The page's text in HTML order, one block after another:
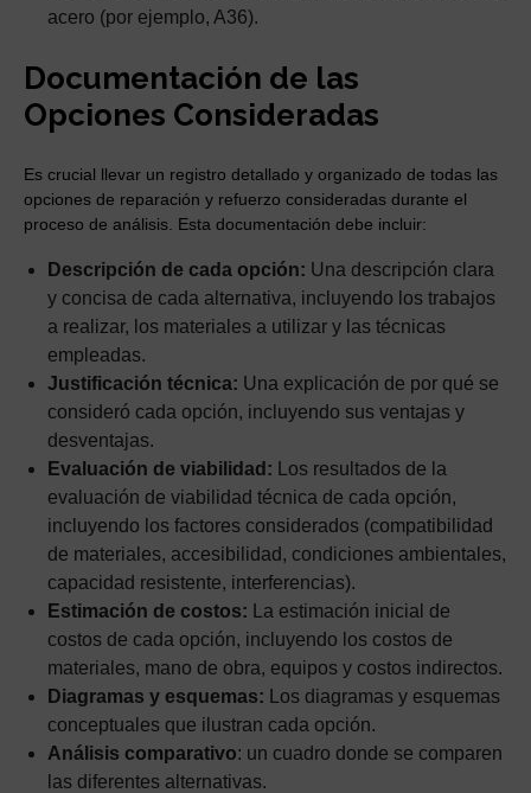
acero (por ejemplo, A36).
Documentación de las
Opciones Consideradas
Es crucial llevar un registro detallado y organizado de todas las
opciones de reparación y refuerzo consideradas durante el
proceso de análisis. Esta documentación debe incluir:
Descripción de cada opción: Una descripción clara
y concisa de cada alternativa, incluyendo los trabajos
a realizar, los materiales a utilizar y las técnicas
empleadas.
Justificación técnica: Una explicación de por qué se
consideró cada opción, incluyendo sus ventajas y
desventajas.
Evaluación de viabilidad: Los resultados de la
evaluación de viabilidad técnica de cada opción,
incluyendo los factores considerados (compatibilidad
de materiales, accesibilidad, condiciones ambientales,
capacidad resistente, interferencias).
Estimación de costos: La estimación inicial de
costos de cada opción, incluyendo los costos de
materiales, mano de obra, equipos y costos indirectos.
Diagramas y esquemas: Los diagramas y esquemas
conceptuales que ilustran cada opción.
Análisis comparativo: un cuadro donde se comparen
las diferentes alternativas.